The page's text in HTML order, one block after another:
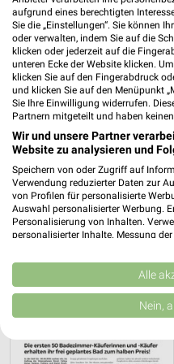
2,6 km
Angebote ab 06.08.
Gültig bis Mi. 12.08.
XXXLutz
aufgrund eines berechtigten
Sie die „Einstellungen“. Sie können
oder verwalten, indem Sie auf die
klicken oder jederzeit auf die
unteren Ecke der Website klicken.
klicken Sie auf den Fingerabdruck
und klicken Sie auf den Menüpunkt
Sie Ihre Einwilligung widerrufen.
Partnern mitgeteilt und haben
Wir und unsere Partner
Website zu analysieren und
Speichern von oder Zugriff auf
Verwendung reduzierter Daten zur
von Profilen für personalisierte
Auswahl personalisierter Werbung.
Personalisierung von Inhalten.
personalisierter Inhalte. Messung
Kombinationen von Daten aus
Verbesserung der Angebote.
von Inhalten.
Daten können außerhalb der
USA gesendet werden.
Website/App.
Alle
Nein,